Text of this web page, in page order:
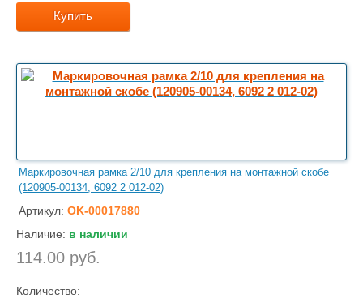
Купить
Маркировочная рамка 2/10 для крепления на монтажной скобе
(120905-00134, 6092 2 012-02)
Артикул: OK-00017880
Наличие: в наличии
114.00 руб.
Количество: